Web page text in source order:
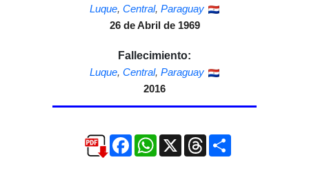
Luque, Central, Paraguay
26 de Abril de 1969
Fallecimiento:
Luque, Central, Paraguay
2016
FacebookWhatsApp
X ThreadsCompartir